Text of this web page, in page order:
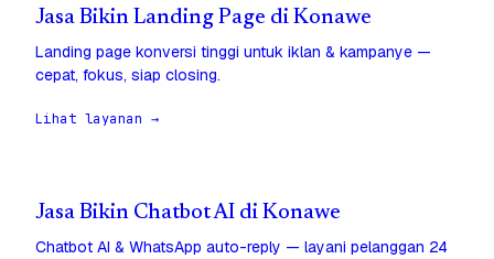
Jasa Bikin Landing Page di Konawe
Landing page konversi tinggi untuk iklan & kampanye —
cepat, fokus, siap closing.
Lihat layanan →
Jasa Bikin Chatbot AI di Konawe
Chatbot AI & WhatsApp auto-reply — layani pelanggan 24